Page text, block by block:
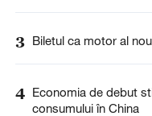
3 Biletul ca motor al
4 Economia de debut
consumului în China